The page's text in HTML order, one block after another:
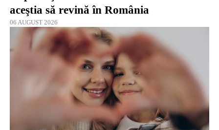
aceştia să revină în România
06 AUGUST 2026